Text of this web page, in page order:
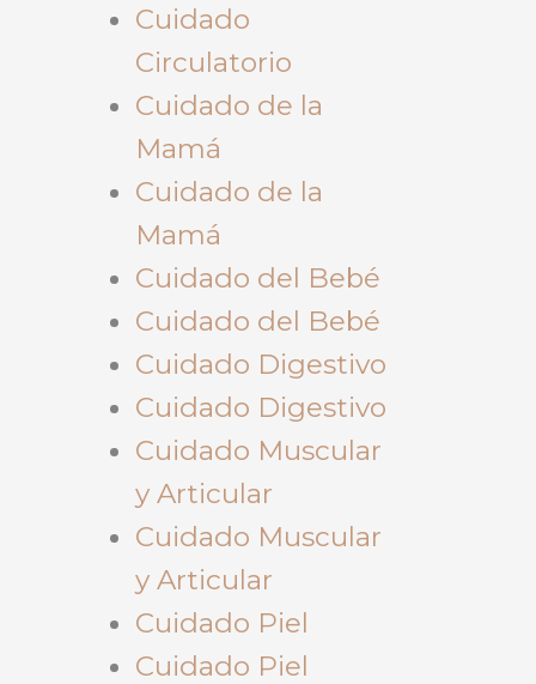
Cuidado
Circulatorio
Cuidado de la
Mamá
Cuidado de la
Mamá
Cuidado del Bebé
Cuidado del Bebé
Cuidado Digestivo
Cuidado Digestivo
Cuidado Muscular
y Articular
Cuidado Muscular
y Articular
Cuidado Piel
Cuidado Piel